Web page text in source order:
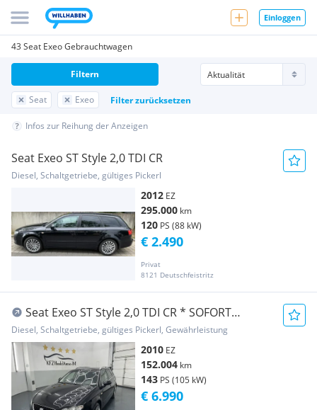
Einloggen
43 Seat Exeo Gebrauchtwagen
Seat Exeo Filter zurücksetzen
Filtern
Infos zur Reihung der Anzeigen
Seat Exeo ST Style 2,0 TDI CR
Diesel, Schaltgetriebe, gültiges Pickerl
2012 EZ
295.000 km
120 PS (88 kW)
Privat
8121 Deutschfeistritz
€ 2.490
Seat Exeo ST Style 2,0 TDI CR * SOFORT
FINANZIERUNG ...
Diesel, Schaltgetriebe, gültiges Pickerl, Gewährleistung
2010 EZ
152.004 km
143 PS (105 kW)
€ 6.990